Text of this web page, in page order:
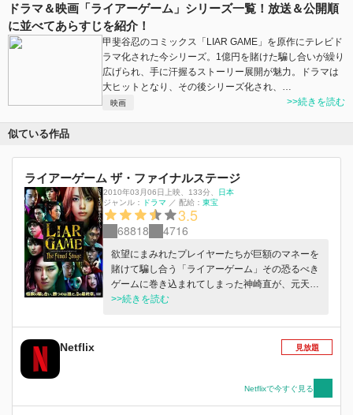
ドラマ＆映画「ライアーゲーム」シリーズ一覧！放送＆公開順
に並べてあらすじを紹介！
甲斐谷忍のコミックス「LIAR GAME」を原作にテレビド
ラマ化された今シリーズ。1億円を賭けた騙し合いが繰り
広げられ、手に汗握るストーリー展開が魅力。ドラマは
大ヒットとなり、その後シリーズ化され、…
映画 >>続きを読む
似ている作品
ライアーゲーム ザ・ファイナルステージ
2010年03月06日上映 133分
日本
ジャンル：
ドラマ ／ 配給： 東宝
3.5
68818 4716
欲望にまみれたプレイヤーたちが巨額のマネーを
賭けて騙し合う「ライアーゲーム」その恐るべき
ゲームに巻き込まれてしまった神崎直が、元天才
詐欺師・秋山深一の助けを借りて、次々と降りか
スリリングな内容、先の読めないストーリー展
開、そして心理学や数字を用いた緻密なまでのリ
>>続きを読む
Netflix 見放題
Netflixで今すぐ見る